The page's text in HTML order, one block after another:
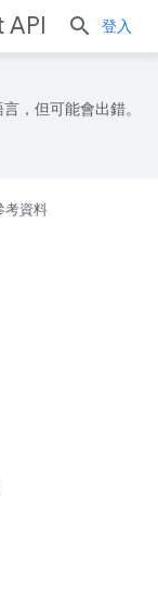
登入
，但可能會出錯。
考資料